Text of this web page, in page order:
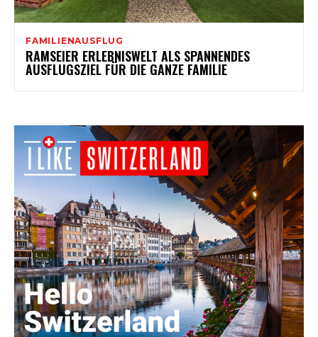
FAMILIENAUSFLUG
RAMSEIER ERLEBNISWELT ALS SPANNENDES
AUSFLUGSZIEL FÜR DIE GANZE FAMILIE